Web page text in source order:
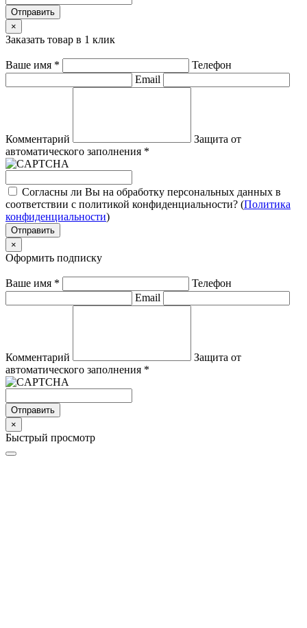
Отправить
×
Заказать товар в 1 клик
Ваше имя *
Телефон
Email
Комментарий
Защита от
автоматического заполнения *
Согласны ли Вы на обработку персональных данных в
соответствии с политикой конфиденциальности? (Политика
конфиденциальности)
Отправить
×
Оформить подписку
Ваше имя *
Телефон
Email
Комментарий
Защита от
автоматического заполнения *
Отправить
×
Быстрый просмотр